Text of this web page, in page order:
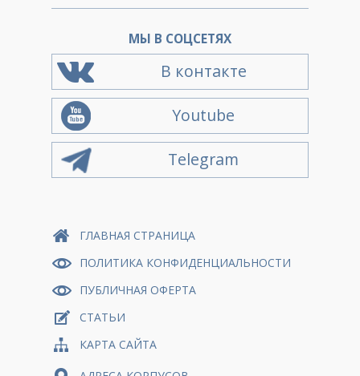
МЫ В СОЦСЕТЯХ
В контакте
Youtube
Telegram
ГЛАВНАЯ СТРАНИЦА
ПОЛИТИКА КОНФИДЕНЦИАЛЬНОСТИ
ПУБЛИЧНАЯ ОФЕРТА
СТАТЬИ
КАРТА САЙТА